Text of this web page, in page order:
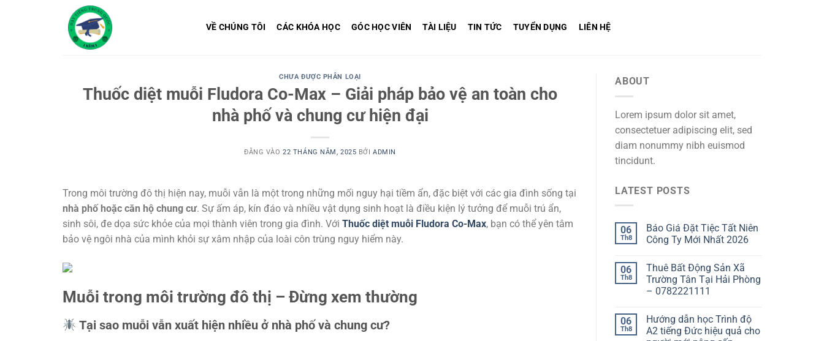
VỀ CHÚNG TÔI CÁC KHÓA HỌC GÓC HỌC VIÊN TÀI LIỆU TIN TỨC TUYỂN DỤNG LIÊN HỆ
CHƯA ĐƯỢC PHÂN LOẠI
Thuốc diệt muỗi Fludora Co-Max – Giải pháp bảo vệ an toàn cho
nhà phố và chung cư hiện đại
ĐĂNG VÀO22 THÁNG NĂM, 2025 BỞIADMIN
Trong môi trường đô thị hiện nay, muỗi vẫn là một trong những mối nguy hại tiềm ẩn, đặc biệt với các gia đình sống tại
nhà phố hoặc căn hộ chung cư. Sự ấm áp, kín đáo và nhiều vật dụng sinh hoạt là điều kiện lý tưởng để muỗi trú ẩn,
sinh sôi, đe dọa sức khỏe của mọi thành viên trong gia đình. Với Thuốc diệt muỗi Fludora Co-Max, bạn có thể yên tâm
bảo vệ ngôi nhà của mình khỏi sự xâm nhập của loài côn trùng nguy hiểm này.
Muỗi trong môi trường đô thị – Đừng xem thường
Tại sao muỗi vẫn xuất hiện nhiều ở nhà phố và chung cư?
ABOUT
Lorem ipsum dolor sit amet,
consectetuer adipiscing elit, sed
diam nonummy nibh euismod
tincidunt.
LATEST POSTS
06
Th8
Báo Giá Đặt Tiệc Tất Niên
Công Ty Mới Nhất 2026
06
Th8
Thuê Bất Động Sản Xã
Trường Tân Tại Hải Phòng
– 0782221111
06
Th8
Hướng dẫn học Trình độ
A2 tiếng Đức hiệu quả cho